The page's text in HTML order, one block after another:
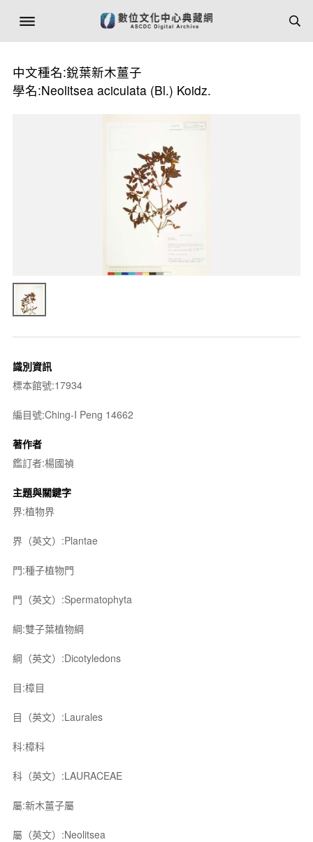
中文種名:銳葉新木薑子
學名:Neolitsea aciculata (Bl.) Koidz.
識別資訊
標本館號:17934
編目號:Ching-I Peng 14662
著作者
鑑訂者:楊國禎
主題與關鍵字
界:植物界
界（英文）:Plantae
門:種子植物門
門（英文）:Spermatophyta
綱:雙子葉植物綱
綱（英文）:Dicotyledons
目:樟目
目（英文）:Laurales
科:樟科
科（英文）:LAURACEAE
屬:新木薑子屬
屬（英文）:Neolitsea